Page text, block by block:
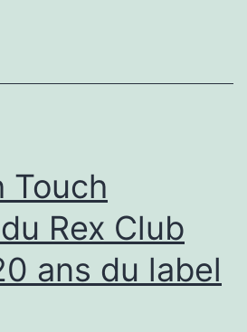
l’innovation
Touch
Rex Club
ans du label